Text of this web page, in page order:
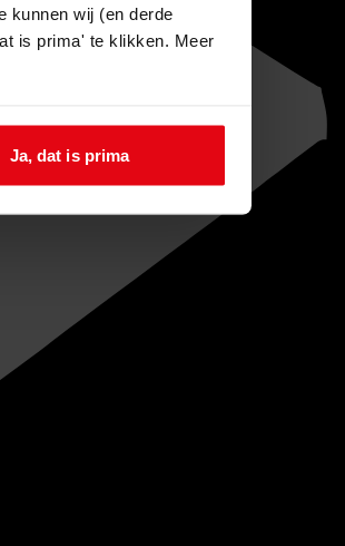
kunnen wij (en derde
is prima' te klikken. Meer
Ja, dat is prima